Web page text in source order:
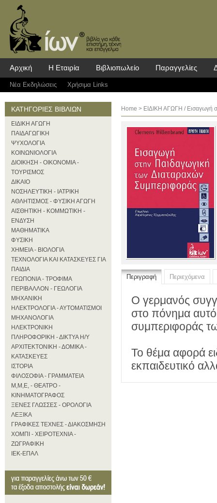
Αρχική Η Εταιρία Βιβλιοπωλείο Παραγγελίες
Νέα Eκδηλώσεις Χρήσιμα Links
ΚΑΤΗΓΟΡΙΕΣ ΒΙΒΛΙΩΝ
ΕΙΔΙΚΗ ΑΓΩΓΗ
ΠΑΙΔΑΓΩΓΙΚΗ
ΨΥΧΟΛΟΓΙΑ
ΚΟΙΝΩΝΙΟΛΟΓΙΑ
ΔΙΟΙΚΗΣΗ - ΟΙΚΟΝΟΜΙΑ -
ΤΟΥΡΙΣΜΟΣ
ΔΙΚΑΙΟ
ΝΟΣΗΛΕΥΤΙΚΗ - ΙΑΤΡΙΚΗ
ΑΘΛΗΤΙΣΜΟΣ - ΦΥΣΙΚΗ ΑΓΩΓΗ
ΑΙΣΘΗΤΙΚΗ - ΚΟΜΜΩΤΙΚΗ -
ΕΝΔΥΣΗ
ΜΑΘΗΜΑΤΙΚΑ
ΦΥΣΙΚΗ
ΧΗΜΕΙΑ - ΒΙΟΛΟΓΙΑ
ΤΕΧΝΟΛΟΓΙΑ ΚΑΙ ΚΑΤΑΣΚΕΥΕΣ ΓΙΑ
ΠΑΙΔΙΑ
ΓΕΩΠΟΝΙΑ - ΤΡΟΦΙΜΑ
ΠΕΡΙΒΑΛΛΟΝ - ΓΕΩΛΟΓΙΑ
ΜΗΧΑΝΙΚΗ
ΗΛΕΚΤΡΟΛΟΓΙΑ - ΑΥΤΟΜΑΤΙΣΜΟΙ
ΜΗΧΑΝΟΛΟΓΙΑ
ΗΛΕΚΤΡΟΝΙΚΗ
ΠΛΗΡΟΦΟΡΙΚΗ - ΔΙΚΤΥΑ Η/Υ
ΑΡΧΙΤΕΚΤΟΝΙΚΗ - ΔΟΜΙΚΑ -
ΚΑΤΑΣΚΕΥΕΣ
ΙΣΤΟΡΙΑ
ΦΙΛΟΣΟΦΙΑ - ΓΡΑΜΜΑΤΕΙΑ
Μ,Μ,Ε, - ΘΕΑΤΡΟ -
ΚΙΝΗΜΑΤΟΓΡΑΦΟΣ
ΞΕΝΕΣ ΓΛΩΣΣΕΣ - ΟΡΟΛΟΓΙΑ
ΛΕΞΙΚΑ
ΓΡΑΦΙΚΕΣ ΤΕΧΝΕΣ - ΔΙΑΚΟΣΜΗΣΗ
ΧΟΜΠΙ - ΧΕΙΡΟΤΕΧΝΙΑ -
ΖΩΓΡΑΦΙΚΗ
ΙΕΚ-ΕΠΑΛ
Home > ΕΙΔΙΚΗ ΑΓΩΓΗ / Εισαγωγή
Περιγραφή Περιεχόμενα
Ο γερμανός
στο πόνημα αυτό
συμπεριφοράς
Το θέμα αφορά
εκπαιδευτικό